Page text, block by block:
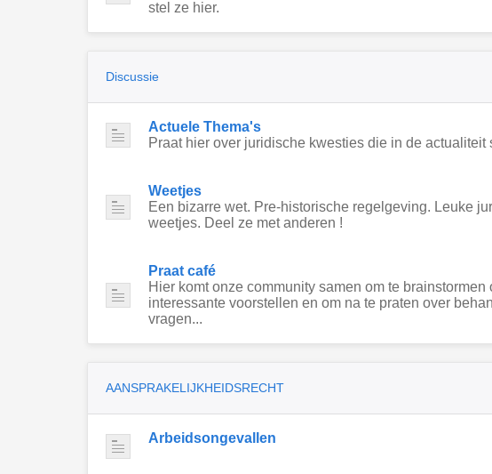
stel ze hier.
Discussie
Actuele Thema's
Praat hier over juridische kwesties die in de actualiteit
Weetjes
Een bizarre wet. Pre-historische regelgeving. Leuke
weetjes. Deel ze met anderen !
Praat café
Hier komt onze community samen om te brainstormen
interessante voorstellen en om na te praten over
vragen...
AANSPRAKELIJKHEIDSRECHT
Arbeidsongevallen